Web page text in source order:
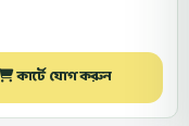
কার্টে যোগ করুন